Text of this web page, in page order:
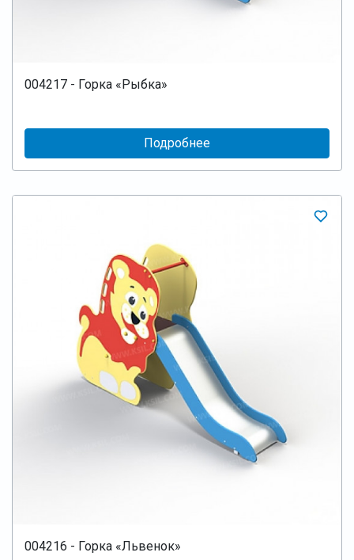
004217 - Горка «Рыбка»
Подробнее
004216 - Горка «Львенок»